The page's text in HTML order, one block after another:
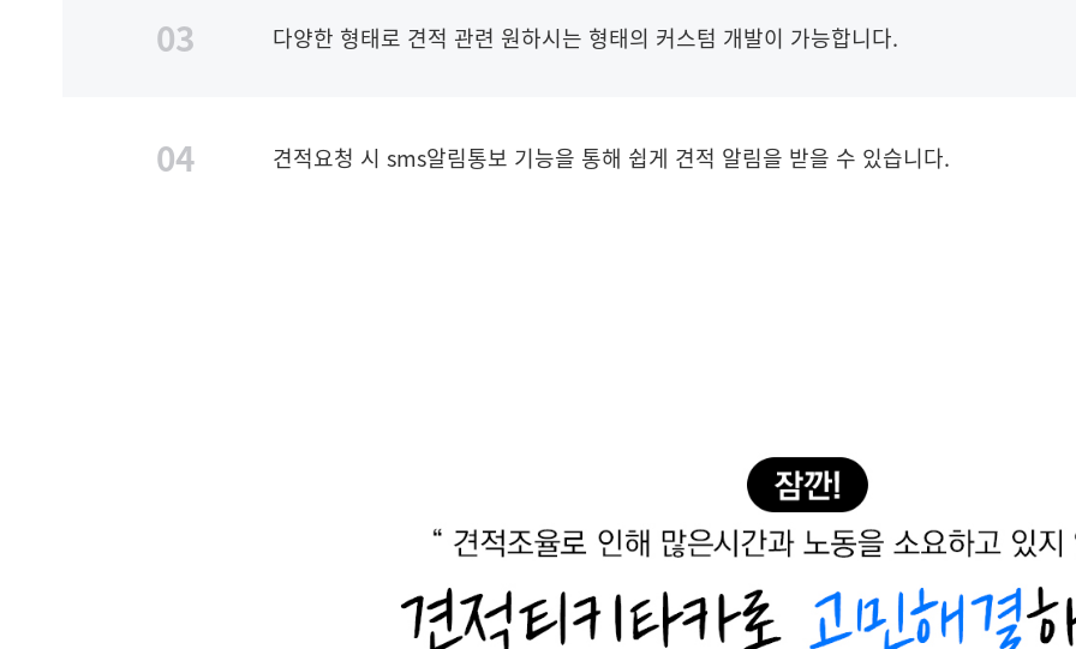
03 다양한 형태로 견적 관련 원하시는 형태의 커스텀 개발이 가능합니다.
04 견적요청 시 sms알림통보 기능을 통해 쉽게 견적 알림을 받을 수 있습니다.